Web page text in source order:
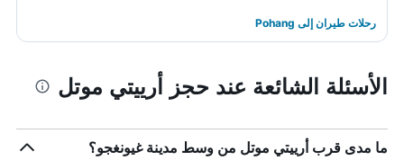
رحلات طيران إلى Pohang
الأسئلة الشائعة عند حجز أرييتي موتل
ما مدى قرب أرييتي موتل من وسط مدينة غيونغجو؟